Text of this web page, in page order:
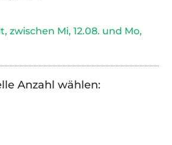
zwischen Mi, 12.08. und Mo,
Anzahl wählen: